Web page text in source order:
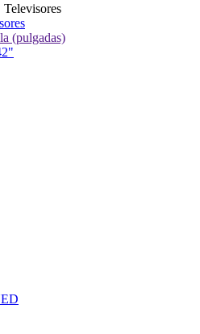
Televisores
(pulgadas)